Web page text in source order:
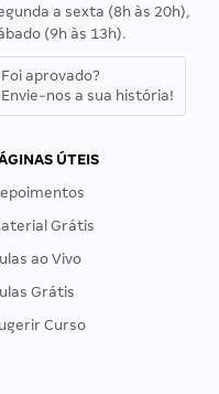
a sexta (8h às 20h),
(9h às 13h).
Foi aprovado?
Envie-nos a sua história!
ÚTEIS
Grátis
ao Vivo
Grátis
Curso